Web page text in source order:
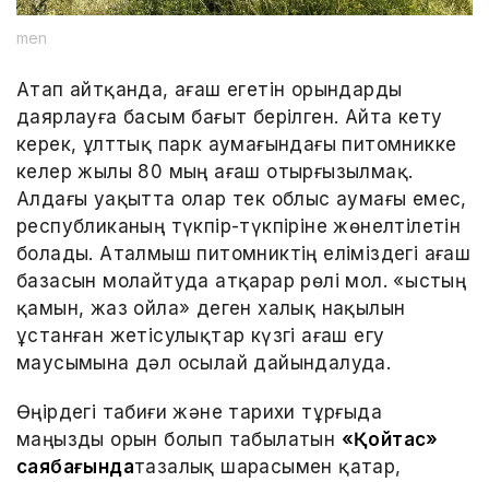
men
Атап айтқанда, ағаш егетін орындарды
даярлауға басым бағыт берілген. Айта кету
керек, ұлттық парк аумағындағы питомникке
келер жылы 80 мың ағаш отырғызылмақ.
Алдағы уақытта олар тек облыс аумағы емес,
республиканың түкпір-түкпіріне жөнелтілетін
болады. Аталмыш питомниктің еліміздегі ағаш
базасын молайтуда атқарар рөлі мол. «Қыстың
қамын, жаз ойла» деген халық нақылын
ұстанған жетісулықтар күзгі ағаш егу
маусымына дәл осылай дайындалуда.
Өңірдегі табиғи және тарихи тұрғыда
маңызды орын болып табылатын «Қойтас»
саябағындатазалық шарасымен қатар,